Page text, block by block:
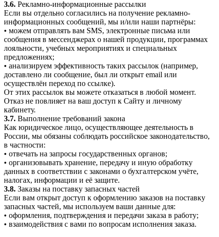
3.6. Рекламно-информационные рассылки
Если вы отдельно согласились на получение рекламно-
информационных сообщений, мы и/или наши партнёры:
• можем отправлять вам SMS, электронные письма или
сообщения в мессенджерах о нашей продукции, программах
лояльности, учебных мероприятиях и специальных
предложениях;
• анализируем эффективность таких рассылок (например,
доставлено ли сообщение, был ли открыт email или
осуществлён переход по ссылке).
От этих рассылок вы можете отказаться в любой момент.
Отказ не повлияет на ваш доступ к Сайту и личному
кабинету.
3.7. Выполнение требований закона
Как юридическое лицо, осуществляющее деятельность в
России, мы обязаны соблюдать российское законодательство,
в частности:
• отвечать на запросы государственных органов;
• организовывать хранение, передачу и иную обработку
данных в соответствии с законами о бухгалтерском учёте,
налогах, информации и её защите.
3.8. Заказы на поставку запасных частей
Если вам открыт доступ к оформлению заказов на поставку
запасных частей, мы используем ваши данные для:
• оформления, подтверждения и передачи заказа в работу;
• взаимодействия с вами по вопросам исполнения заказа.